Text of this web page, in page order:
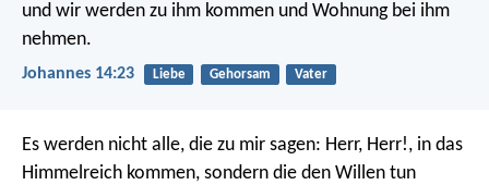
und wir werden zu ihm kommen und Wohnung bei ihm
nehmen.
Johannes 14:23 Liebe Gehorsam Vater
Es werden nicht alle, die zu mir sagen: Herr, Herr!, in das
Himmelreich kommen, sondern die den Willen tun